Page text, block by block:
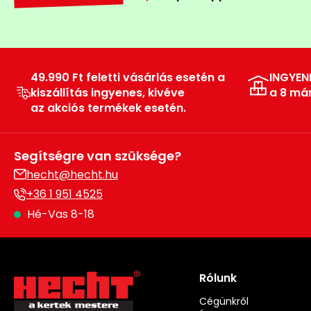
49.990 Ft feletti vásárlás esetén a
kiszállítás ingyenes, kivéve
az akciós termékek esetén.
a 8
Segítségre van szüksége?
hecht@hecht.hu
+36 1 951 4525
Hé-Vas 8-18
Rólunk
Cégünkről